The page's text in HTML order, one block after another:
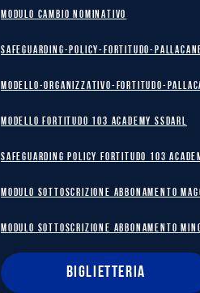
MODULO CAMBIO NOMINATIVO
safeguarding-policy-Fortitudo-
Modello-Organizzativo-Fortitudo-
MODELLO FORTITUDO 103 ACADEMY SSDARL
safeguarding policy Fortitudo 103
MODULO SOTTOSCRIZIONE ABBONAMENTO
MODULO SOTTOSCRIZIONE ABBONAMENTO
BIGLIETTERIA